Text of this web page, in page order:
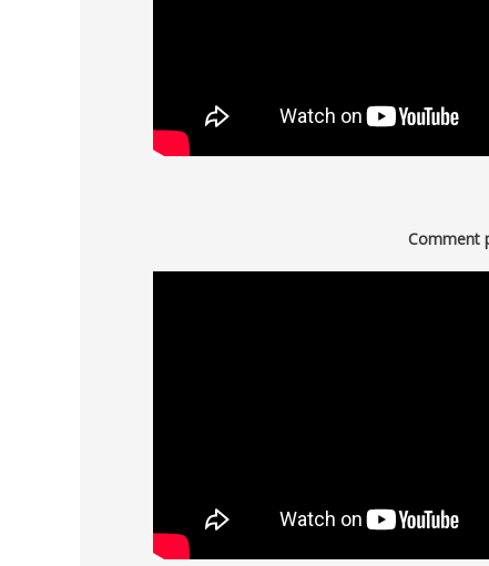
Comment